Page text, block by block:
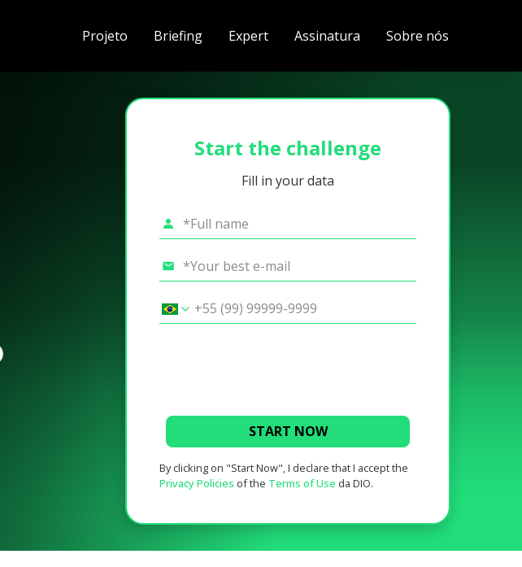
Projeto Briefing Expert Assinatura Sobre nós
Start the challenge
Fill in your data
START NOW
By clicking on "Start Now", I declare that I accept the
Privacy Policies of the Terms of Use da DIO.